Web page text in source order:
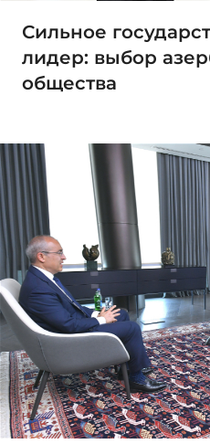
Сильное
лидер: выбор
общества